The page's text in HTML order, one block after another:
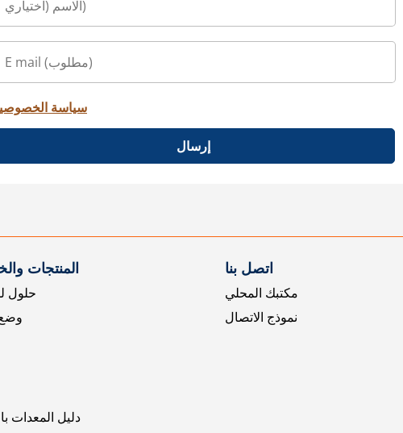
سياسة
إرسال
المنتجات
حلول
اتصل بنا
مكتبك المحلي
نموذج الاتصال
دليل المعدات